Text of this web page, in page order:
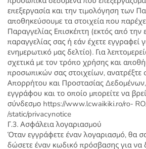
επεξεργασία και την τιμολόγηση των
αποθηκεύσουμε τα στοιχεία που
Παραγγελίας Επισκέπτη (εκτός από την
παραγγελίας σας ή εάν έχετε εγγραφεί
ενημερωτικό μας δελτίο). Για
σχετικά με τον τρόπο χρήσης και
προσωπικών σας στοιχείων, ανατρέξτε
Απορρήτου και Προστασίας
εγγράφου και το οποίο μπορείτε να
σύνδεσμο https://www.lcwaikiki.ro/ro-
/static/privacynotice
Γ.3. Ασφάλεια λογαριασμού
Όταν εγγράφετε έναν λογαριασμό, θα
δώσετε έναν κωδικό πρόσβασης για να